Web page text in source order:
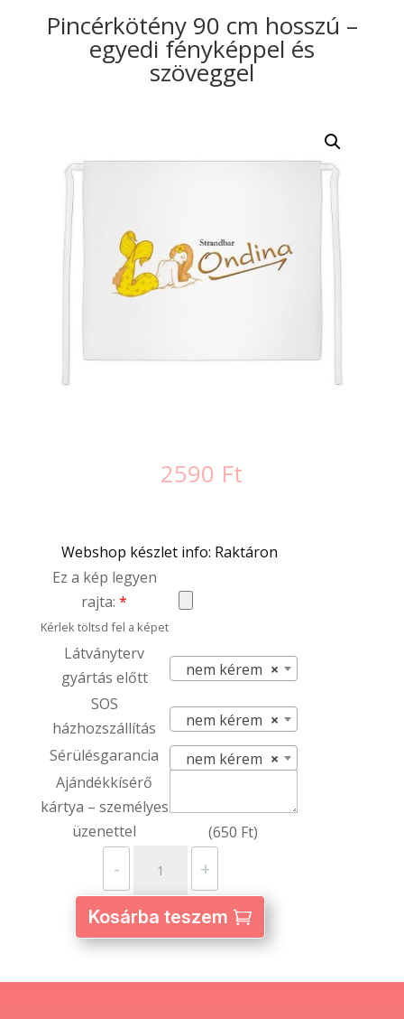
Pincérkötény 90 cm hosszú –
egyedi fényképpel és
szöveggel
2590 Ft
Webshop készlet info: Raktáron
Ez a kép legyen
rajta:*
Kérlek töltsd fel a képet
Látványterv
gyártás előtt
×
nem kérem
SOS
házhozszállítás
×
nem kérem
Sérülésgarancia
×
nem kérem
Ajándékkísérő
kártya – személyes
üzenettel
(650 Ft)
-
cm
hosszú
–
egyedi
+
Kosárba teszem